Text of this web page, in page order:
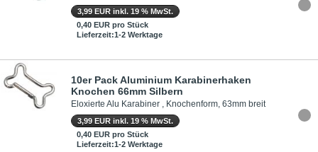
3,99 EUR inkl. 19 % MwSt.
0,40 EUR pro Stück
Lieferzeit:1-2 Werktage
10er Pack Aluminium Karabinerhaken
Knochen 66mm Silbern
Eloxierte Alu Karabiner , Knochenform, 63mm breit
3,99 EUR inkl. 19 % MwSt.
0,40 EUR pro Stück
Lieferzeit:1-2 Werktage